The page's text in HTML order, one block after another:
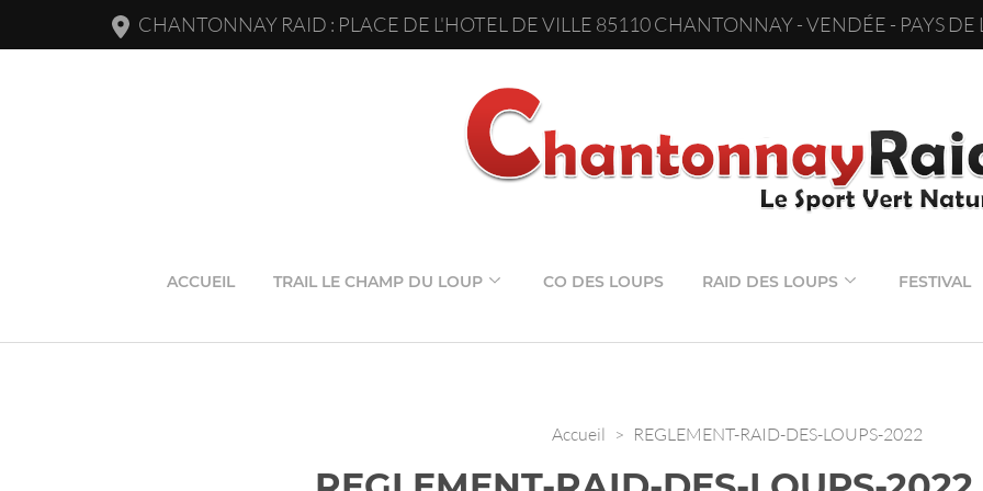
CHANTONNAY RAID : PLACE DE L'HOTEL DE VILLE 85110 CHANTONNAY - VENDÉE - PAYS DE
ACCUEIL TRAIL LE CHAMP DU LOUP CO DES LOUPS RAID DES LOUPS FESTIVAL
Accueil > REGLEMENT-RAID-DES-LOUPS-2022